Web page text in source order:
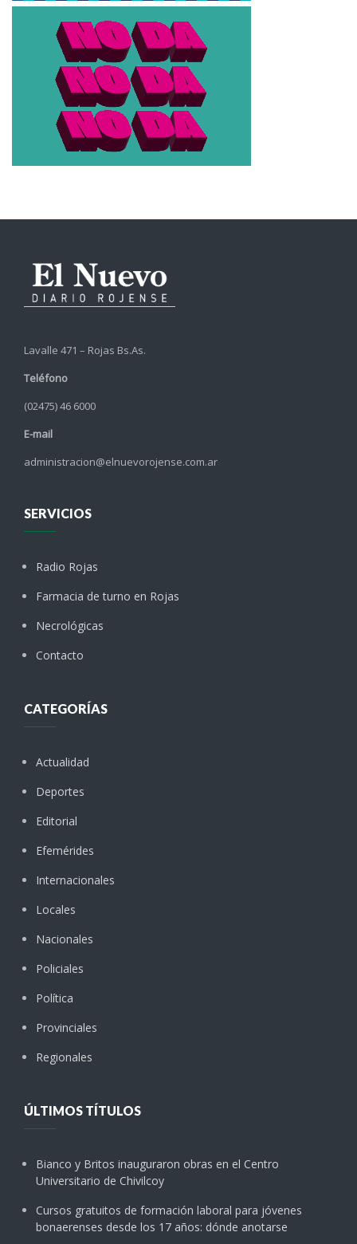
Lavalle 471 – Rojas Bs.As.
Teléfono
(02475) 46 6000
E-mail
administracion@elnuevorojense.com.ar
SERVICIOS
Radio Rojas
Farmacia de turno en Rojas
Necrológicas
Contacto
CATEGORÍAS
Actualidad
Deportes
Editorial
Efemérides
Internacionales
Locales
Nacionales
Policiales
Política
Provinciales
Regionales
ÚLTIMOS TÍTULOS
Bianco y Britos inauguraron obras en el Centro
Universitario de Chivilcoy
Cursos gratuitos de formación laboral para jóvenes
bonaerenses desde los 17 años: dónde anotarse